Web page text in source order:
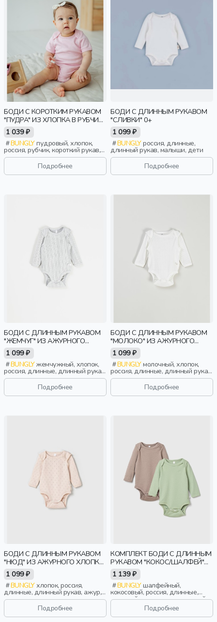
БОДИ С КОРОТКИМ РУКАВОМ
"ПУДРА" ИЗ ХЛОПКА В РУБЧИК
0+
1 039 ₽
BUNGLYпудровый, хлопок,
россия, рубчик, короткий рукав,
короткие, малыши, дети
Подробнее
БОДИ С ДЛИННЫМ РУКАВОМ
"СЛИВКИ" 0+
1 099 ₽
BUNGLYроссия, длинные,
длинный рукав, малыши, дети
Подробнее
БОДИ С ДЛИННЫМ РУКАВОМ
"ЖЕМЧУГ" ИЗ АЖУРНОГО
ХЛОПКА 0+
1 099 ₽
BUNGLYжемчужный, хлопок,
россия, длинные, длинный рукав,
ажур, новорожденные, дети
Подробнее
БОДИ С ДЛИННЫМ РУКАВОМ
"МОЛОКО" ИЗ АЖУРНОГО
ХЛОПКА 0+
1 099 ₽
BUNGLYмолочный, хлопок,
россия, длинные, длинный рукав,
ажур, новорожденные, дети
Подробнее
БОДИ С ДЛИННЫМ РУКАВОМ
"НЮД" ИЗ АЖУРНОГО ХЛОПКА
0+
1 099 ₽
BUNGLYхлопок, россия,
длинные, длинный рукав, ажур,
новорожденные, дети
Подробнее
КОМПЛЕКТ БОДИ С ДЛИННЫМ
РУКАВОМ "КОКОС/ШАЛФЕЙ"
0+
1 139 ₽
BUNGLYшалфейный,
кокосовый, россия, длинные,
длинный рукав, повседневный,
малыши, детиПодробнее